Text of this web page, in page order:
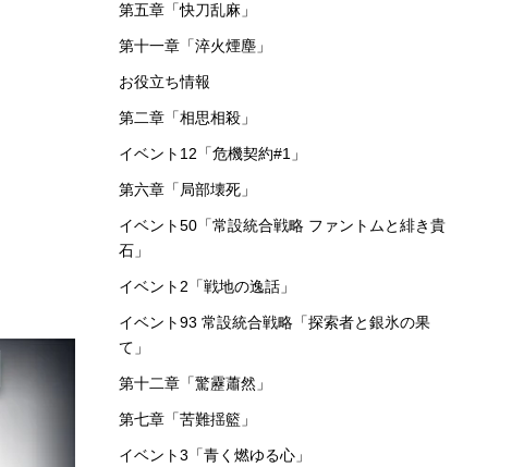
第五章「快刀乱麻」
第十一章「淬火煙塵」
お役立ち情報
第二章「相思相殺」
イベント12「危機契約#1」
第六章「局部壊死」
イベント50「常設統合戦略 ファントムと緋き貴
石」
イベント2「戦地の逸話」
イベント93 常設統合戦略「探索者と銀氷の果
て」
第十二章「驚靂蕭然」
第七章「苦難揺籃」
イベント3「青く燃ゆる心」